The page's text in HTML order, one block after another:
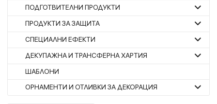
ПОДГОТВИТЕЛНИ ПРОДУКТИ
ПРОДУКТИ ЗА ЗАЩИТА
СПЕЦИАЛНИ ЕФЕКТИ
ДЕКУПАЖНА И ТРАНСФЕРНА ХАРТИЯ
ШАБЛОНИ
ОРНАМЕНТИ И ОТЛИВКИ ЗА ДЕКОРАЦИЯ